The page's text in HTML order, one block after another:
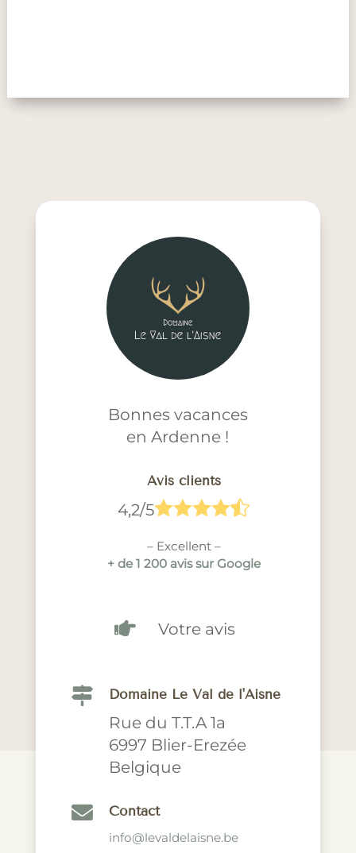
Bonnes vacances
en Ardenne !
Avis clients
4,2/5
– Excellent –
+ de 1 200 avis sur Google
 Votre avis
 Domaine Le Val de l'Aisne
Rue du T.T.A 1a
6997 Blier-Erezée
Belgique
 Contact
info@levaldelaisne.be